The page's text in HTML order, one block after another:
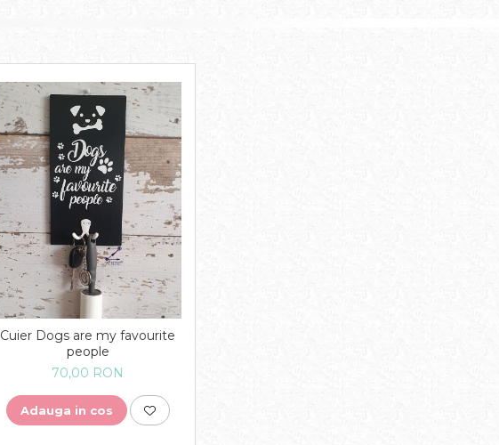
Cuier Dogs are my favourite
people
70,00 RON
Adauga in cos